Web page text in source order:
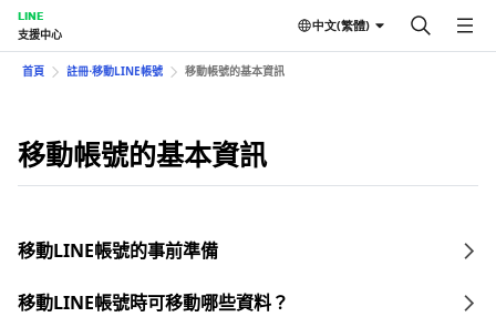
LINE
支援中心
中文(繁體)
首頁 註冊⋅移動LINE帳號 移動帳號的基本資訊
移動帳號的基本資訊
移動LINE帳號的事前準備
移動LINE帳號時可移動哪些資料？